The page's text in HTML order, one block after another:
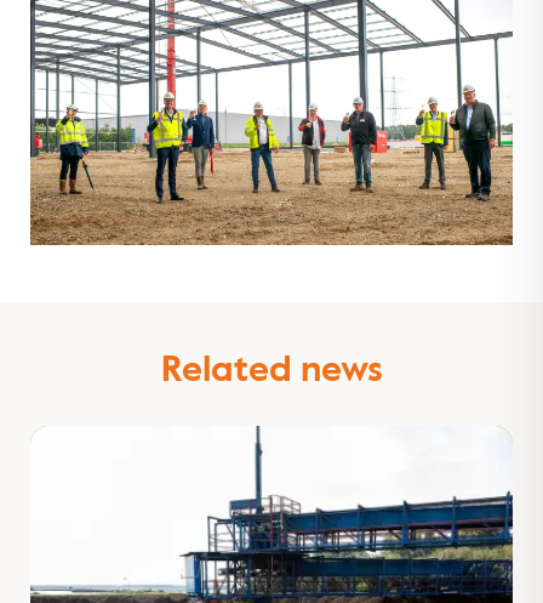
Related news